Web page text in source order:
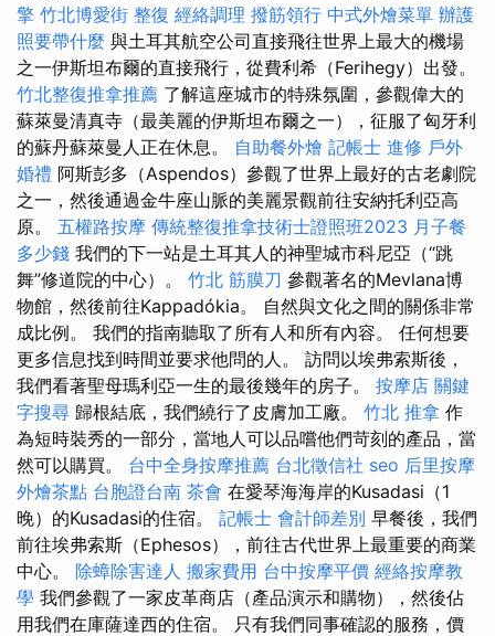
擎 竹北博愛街 整復 經絡調理 撥筋領行 中式外燴菜單 辦護
照要帶什麼 與土耳其航空公司直接飛往世界上最大的機場
之一伊斯坦布爾的直接飛行，從費利希（Ferihegy）出發。
竹北整復推拿推薦 了解這座城市的特殊氛圍，參觀偉大的
蘇萊曼清真寺（最美麗的伊斯坦布爾之一），征服了匈牙利
的蘇丹蘇萊曼人正在休息。 自助餐外燴 記帳士 進修 戶外
婚禮 阿斯彭多（Aspendos）參觀了世界上最好的古老劇院
之一，然後通過金牛座山脈的美麗景觀前往安納托利亞高
原。 五權路按摩 傳統整復推拿技術士證照班2023 月子餐
多少錢 我們的下一站是土耳其人的神聖城市科尼亞（“跳
舞”修道院的中心）。 竹北 筋膜刀 參觀著名的Mevlana博
物館，然後前往Kappadókia。 自然與文化之間的關係非常
成比例。 我們的指南聽取了所有人和所有內容。 任何想要
更多信息找到時間並要求他問的人。 訪問以埃弗索斯後，
我們看著聖母瑪利亞一生的最後幾年的房子。 按摩店 關鍵
字搜尋 歸根結底，我們繞行了皮膚加工廠。 竹北 推拿 作
為短時裝秀的一部分，當地人可以品嚐他們苛刻的產品，當
然可以購買。 台中全身按摩推薦 台北徵信社 seo 后里按摩
外燴茶點 台胞證台南 茶會 在愛琴海海岸的Kusadasi（1
晚）的Kusadasi的住宿。 記帳士 會計師差別 早餐後，我們
前往埃弗索斯（Ephesos），前往古代世界上最重要的商業
中心。 除蟑除害達人 搬家費用 台中按摩平價 經絡按摩教
學 我們參觀了一家皮革商店（產品演示和購物），然後佔
用我們在庫薩達西的住宿。 只有我們同事確認的服務，價